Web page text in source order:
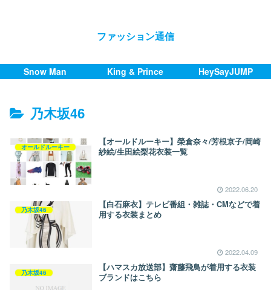
ファッション通信
Snow Man King & Prince HeySayJUMP
乃木坂46
オールドルーキー
【オールドルーキー】榮倉奈々/芳根京子/岡崎
紗絵/生田絵梨花衣装一覧
2022.06.20
乃木坂46
【白石麻衣】テレビ番組・雑誌・CMなどで着
用する衣装まとめ
2022.04.09
乃木坂46
【ハマスカ放送部】齋藤飛鳥が着用する衣装
ブランドはこちら